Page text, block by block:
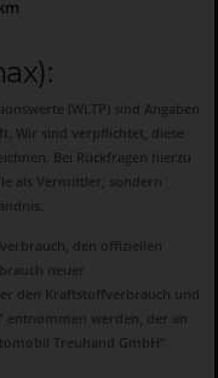
(WLTP) sind Angaben
Wir sind verpflichtet, diese
Bei Rückfragen hierzu
als Vermittler, sondern
den offiziellen
neuer
den Kraftstoffverbrauch und
entnommen werden, der an
Treuhand GmbH“